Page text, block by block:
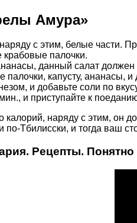
Амура»
с этим, белые части.
крабовые палочки.
данный салат
капусту, ананасы, и
и добавьте соли по
и приступайте к
наряду с этим, он
по-Тбилисски, и тогда ваш
Рецепты.